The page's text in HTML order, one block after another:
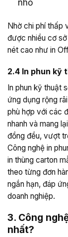
nhỏ
Nhờ chi phí thấp
được nhiều cơ
nét cao như in
2.4 In phun kỹ
In phun kỹ thuật
ứng dụng rộng
phù hợp với các
nhanh và mang
đồng đều, vượt
Công nghệ in
in thùng carton
theo từng đơn
ngắn hạn, đáp
doanh nghiệp.
3. Công
nhất?